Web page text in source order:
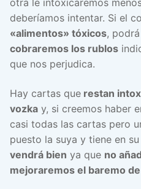
deberíamos intentar. Si el
«alimentos» tóxicos,
cobraremos los rublos
que nos perjudica.
Hay cartas que restan
vozka y, si creemos haber
casi todas las cartas pero
puesto la suya y tiene en
vendrá bien ya que no
mejoraremos el baremo